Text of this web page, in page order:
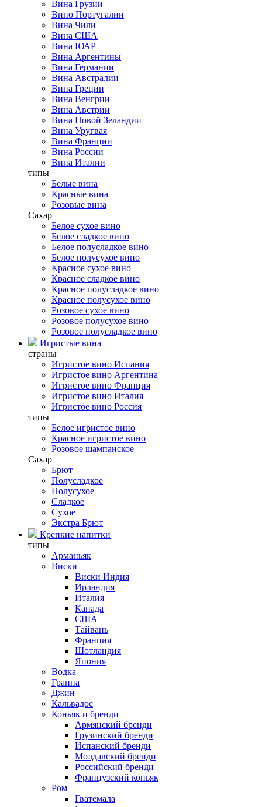
Вина Грузии
Вино Португалии
Вина Чили
Вина США
Вина ЮАР
Вина Аргентины
Вина Германии
Вина Австралии
Вина Греции
Вина Венгрии
Вина Австрии
Вина Новой Зеландии
Вина Уругвая
Вина Франции
Вина России
Вина Италии
типы
Белые вина
Красные вина
Розовые вина
Сахар
Белое сухое вино
Белое сладкое вино
Белое полусладкое вино
Белое полусухое вино
Красное сухое вино
Красное сладкое вино
Красное полусладкое вино
Красное полусухое вино
Розовое сухое вино
Розовое полусухое вино
Розовое полусладкое вино
Игристые вина
страны
Игристое вино Испания
Игристое вино Аргентина
Игристое вино Франция
Игристое вино Италия
Игристое вино Россия
типы
Белое игристое вино
Красное игристое вино
Розовое шампанское
Сахар
Брют
Полусладкое
Полусухое
Сладкое
Сухое
Экстра Брют
Крепкие напитки
типы
Арманьяк
Виски
Виски Индия
Ирландия
Италия
Канада
США
Тайвань
Франция
Шотландия
Япония
Водка
Граппа
Джин
Кальвадос
Коньяк и бренди
Армянский бренди
Грузинский бренди
Испанский бренди
Молдавский бренди
Российский бренди
Французский коньяк
Ром
Гватемала